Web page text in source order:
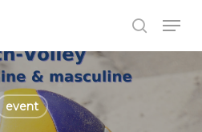
search
event
Close